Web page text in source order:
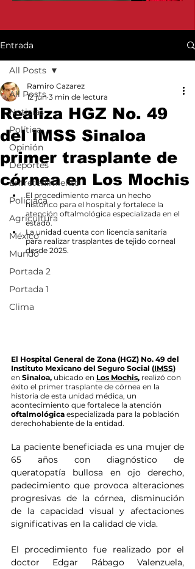
Entrada
All Posts
Noticias
Política
Opinión
Deportes
Entretenimiento
Policiaca
Agricultura
México
Mundo
Portada 2
Portada 1
Clima
All Posts
Realiza HGZ No. 49
del IMSS Sinaloa
primer trasplante de
córnea en Los Mochis
Ramiro Cazarez
12 jun 3 min de lectura
El procedimiento marca un hecho
histórico para el hospital y fortalece la
atención oftalmológica especializada en el
estado.
La unidad cuenta con licencia sanitaria
para realizar trasplantes de tejido corneal
desde 2025.
El Hospital General de Zona (HGZ) No. 49 del
Instituto Mexicano del Seguro Social (IMSS)
en Sinaloa, ubicado en Los Mochis, realizó con
éxito el primer trasplante de córnea en la
historia de esta unidad médica, un
acontecimiento que fortalece la atención
oftalmológica especializada para la población
derechohabiente de la entidad.
La paciente beneficiada es una mujer de
65 años con diagnóstico de
queratopatía bullosa en ojo derecho,
padecimiento que provoca alteraciones
progresivas de la córnea, disminución
de la capacidad visual y afectaciones
significativas en la calidad de vida.
El procedimiento fue realizado por el
doctor Edgar Rábago Valenzuela,